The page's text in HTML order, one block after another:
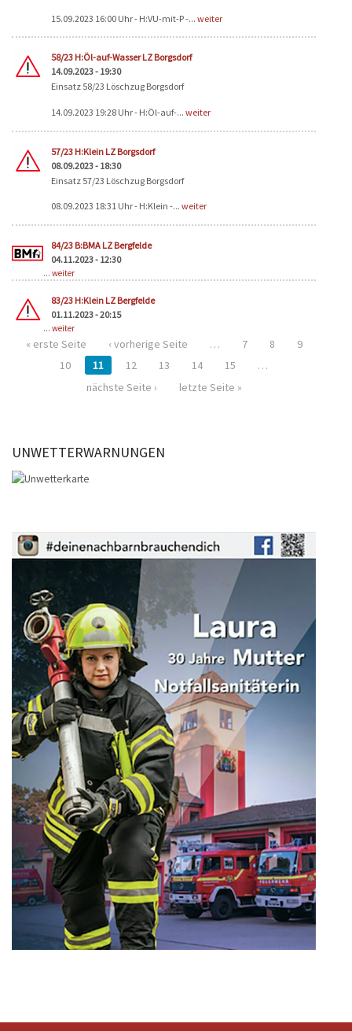
15.09.2023 16:00 Uhr - H:VU-mit-P -... weiter
58/23 H:Öl-auf-Wasser LZ Borgsdorf
14.09.2023 - 19:30
Einsatz 58/23 Löschzug Borgsdorf
14.09.2023 19:28 Uhr - H:Öl-auf-... weiter
57/23 H:Klein LZ Borgsdorf
08.09.2023 - 18:30
Einsatz 57/23 Löschzug Borgsdorf
08.09.2023 18:31 Uhr - H:Klein -... weiter
84/23 B:BMA LZ Bergfelde
04.11.2023 - 12:30
... weiter
83/23 H:Klein LZ Bergfelde
01.11.2023 - 20:15
... weiter
« erste Seite ‹ vorherige Seite … 7 8
9
10
11 12 13 14 15
…
nächste Seite ›
letzte Seite »
UNWETTERWARNUNGEN